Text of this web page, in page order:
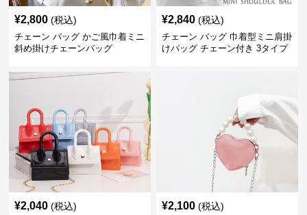
¥2,800 (税込)
チェーン バッグ かご風巾着ミニ
斜め掛けチェーンバッグ
¥2,840 (税込)
チェーン バッグ 巾着型ミニ肩掛
けバッグ チェーン付き 3タイプ
¥2,040 (税込) ¥2,100 (税込)